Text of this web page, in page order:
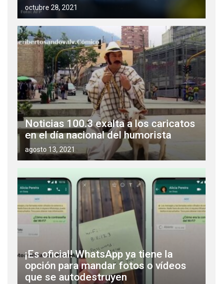
octubre 28, 2021
Noticias 100.3 exalta a los caricatos
en el día nacional del humorista
agosto 13, 2021
¡Es oficial! WhatsApp ya tiene la
opción para mandar fotos o vídeos
que se autodestruyen